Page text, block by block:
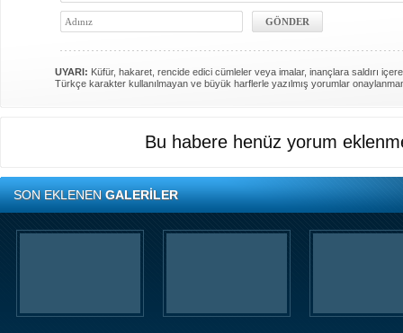
UYARI: Küfür, hakaret, rencide edici cümleler veya imalar, inançlara saldırı
Türkçe karakter kullanılmayan ve büyük harflerle yazılmış yorumlar
Bu habere henüz yorum
SON EKLENENGALERİLER